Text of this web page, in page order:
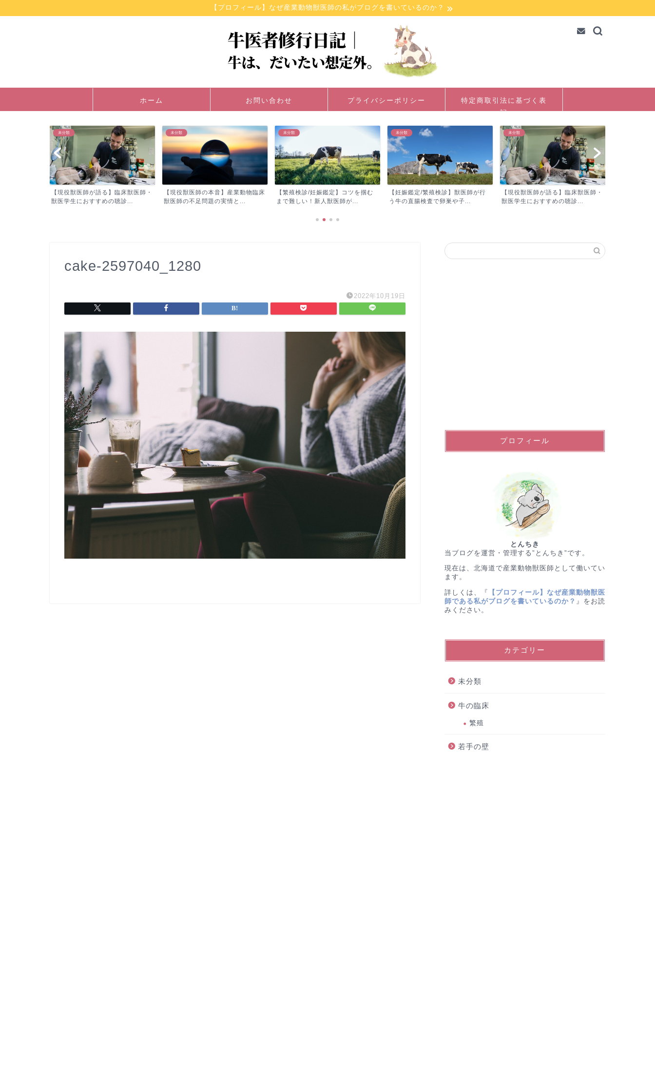
【プロフィール】なぜ産業動物獣医師の私がブログを書いているのか？
ホーム お問い合わせ プライバシーポリシー
特定商取引法に基づく表
記
未分類
【現役獣医師が語る】臨床獣医師・
獣医学生におすすめの聴診...
未分類
【現役獣医師の本音】産業動物臨床
獣医師の不足問題の実情と...
未分類
【繁殖検診/妊娠鑑定】コツを掴む
まで難しい！新人獣医師が...
未分類
【妊娠鑑定/繁殖検診】獣医師が行
う牛の直腸検査で卵巣や子...
未分類
【現役獣医師が語る】臨床獣医師・
獣医学生におすすめの聴診...
cake-2597040_1280
2022年10月19日
プロフィール
とんちき
当ブログを運営・管理する”とんちき”です。
現在は、北海道で産業動物獣医師として働いてい
ます。
詳しくは、『
【プロフィール】なぜ産業動物獣医
師である私がブログを書いているのか？ 』をお読
みください。
カテゴリー
未分類
牛の臨床
繁殖
若手の壁